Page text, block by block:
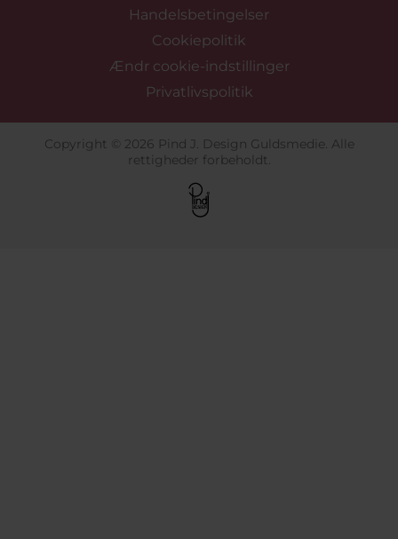
Handelsbetingelser
Cookiepolitik
Ændr cookie-indstillinger
Privatlivspolitik
Copyright © 2026 Pind J. Design Guldsmedie. Alle
rettigheder forbeholdt.